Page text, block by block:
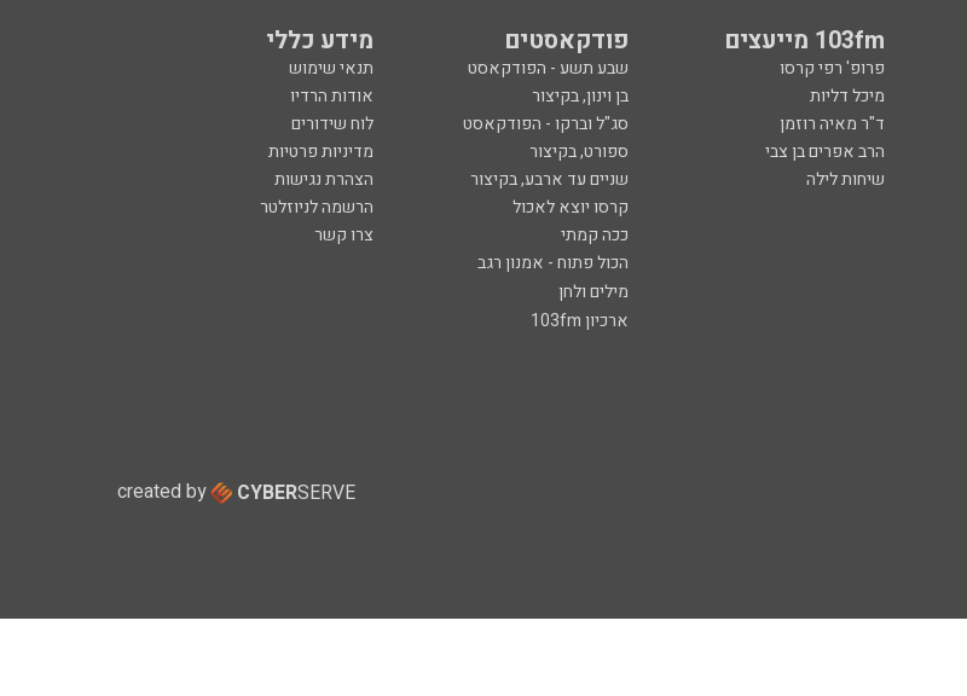
103fm מייעצים פודקאסטים מידע כללי
פרופ' רפי קרסו שבע תשע - הפודקאסט
תנאי שימוש
מיכל דליות בן וינון, בקיצור
אודות הרדיו
ד"ר מאיה רוזמן סג"ל וברקו - הפודקאסט
לוח שידורים
הרב אפרים בן צבי ספורט, בקיצור
מדיניות פרטיות
שיחות לילה שניים עד ארבע, בקיצור
הצהרת נגישות
קרסו יוצא לאכול
הרשמה לניוזלטר
ככה קמתי
צרו קשר
הכול פתוח - אמנון רגב
מילים ולחן
ארכיון 103fm
created by CYBERSERVE